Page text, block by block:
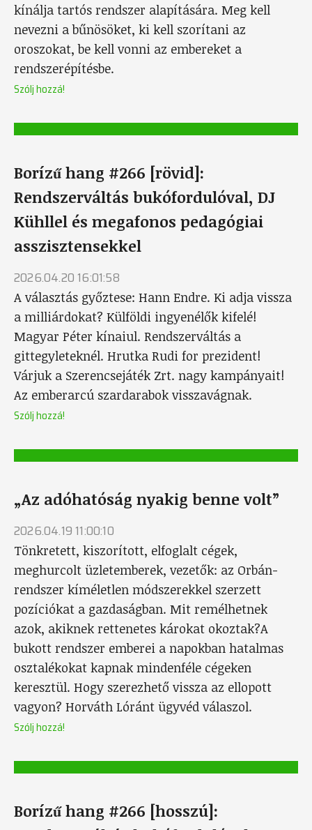
kínálja tartós rendszer alapítására. Meg kell
nevezni a bűnösöket, ki kell szorítani az
oroszokat, be kell vonni az embereket a
rendszerépítésbe.
Szólj hozzá!
Borízű hang #266 [rövid]:
Rendszerváltás bukófordulóval, DJ
Kühllel és megafonos pedagógiai
asszisztensekkel
2026.04.20 16:01:58
A választás győztese: Hann Endre. Ki adja vissza
a milliárdokat? Külföldi ingyenélők kifelé!
Magyar Péter kínaiul. Rendszerváltás a
gittegyleteknél. Hrutka Rudi for prezident!
Várjuk a Szerencsejáték Zrt. nagy kampányait!
Az emberarcú szardarabok visszavágnak.
Szólj hozzá!
„Az adóhatóság nyakig benne volt”
2026.04.19 11:00:10
Tönkretett, kiszorított, elfoglalt cégek,
meghurcolt üzletemberek, vezetők: az Orbán-
rendszer kíméletlen módszerekkel szerzett
pozíciókat a gazdaságban. Mit remélhetnek
azok, akiknek rettenetes károkat okoztak?A
bukott rendszer emberei a napokban hatalmas
osztalékokat kapnak mindenféle cégeken
keresztül. Hogy szerezhető vissza az ellopott
vagyon? Horváth Lóránt ügyvéd válaszol.
Szólj hozzá!
Borízű hang #266 [hosszú]: